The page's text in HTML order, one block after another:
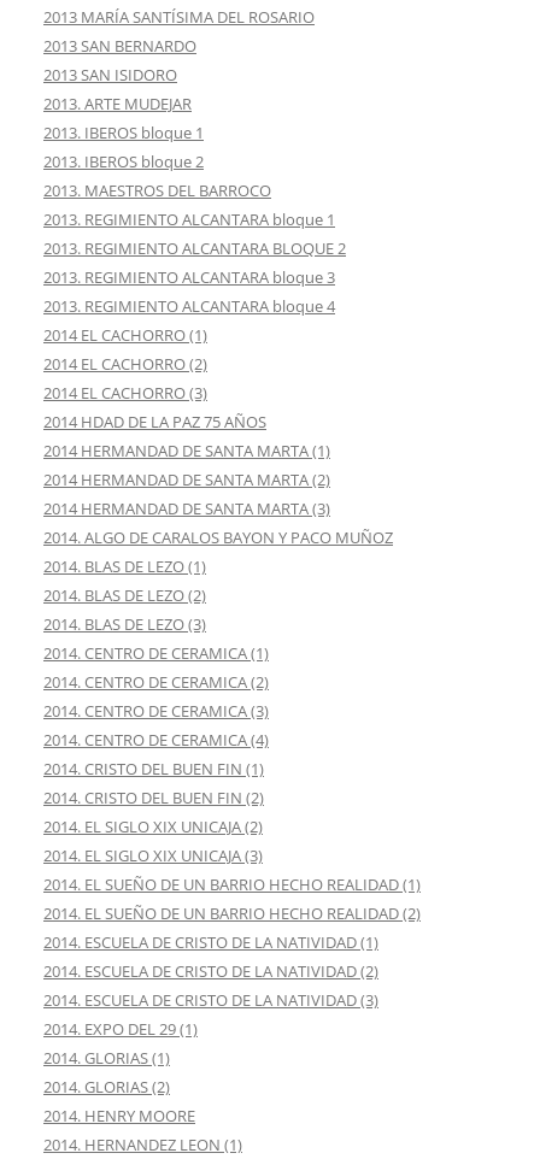
2013 MARÍA SANTÍSIMA DEL ROSARIO
2013 SAN BERNARDO
2013 SAN ISIDORO
2013. ARTE MUDEJAR
2013. IBEROS bloque 1
2013. IBEROS bloque 2
2013. MAESTROS DEL BARROCO
2013. REGIMIENTO ALCANTARA bloque 1
2013. REGIMIENTO ALCANTARA BLOQUE 2
2013. REGIMIENTO ALCANTARA bloque 3
2013. REGIMIENTO ALCANTARA bloque 4
2014 EL CACHORRO (1)
2014 EL CACHORRO (2)
2014 EL CACHORRO (3)
2014 HDAD DE LA PAZ 75 AÑOS
2014 HERMANDAD DE SANTA MARTA (1)
2014 HERMANDAD DE SANTA MARTA (2)
2014 HERMANDAD DE SANTA MARTA (3)
2014. ALGO DE CARALOS BAYON Y PACO MUÑOZ
2014. BLAS DE LEZO (1)
2014. BLAS DE LEZO (2)
2014. BLAS DE LEZO (3)
2014. CENTRO DE CERAMICA (1)
2014. CENTRO DE CERAMICA (2)
2014. CENTRO DE CERAMICA (3)
2014. CENTRO DE CERAMICA (4)
2014. CRISTO DEL BUEN FIN (1)
2014. CRISTO DEL BUEN FIN (2)
2014. EL SIGLO XIX UNICAJA (2)
2014. EL SIGLO XIX UNICAJA (3)
2014. EL SUEÑO DE UN BARRIO HECHO REALIDAD (1)
2014. EL SUEÑO DE UN BARRIO HECHO REALIDAD (2)
2014. ESCUELA DE CRISTO DE LA NATIVIDAD (1)
2014. ESCUELA DE CRISTO DE LA NATIVIDAD (2)
2014. ESCUELA DE CRISTO DE LA NATIVIDAD (3)
2014. EXPO DEL 29 (1)
2014. GLORIAS (1)
2014. GLORIAS (2)
2014. HENRY MOORE
2014. HERNANDEZ LEON (1)